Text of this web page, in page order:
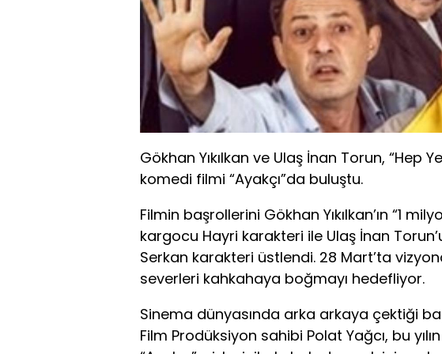
Gökhan Yıkılkan ve Ulaş İnan Torun, “Hep
komedi filmi “Ayakçı”da buluştu.
Filmin başrollerini Gökhan Yıkılkan’ın “1
kargocu Hayri karakteri ile Ulaş İnan
Serkan karakteri üstlendi. 28 Mart’ta
severleri kahkahaya boğmayı hedefliyor.
Sinema dünyasında arka arkaya çektiği
Film Prodüksiyon sahibi Polat Yağcı, bu